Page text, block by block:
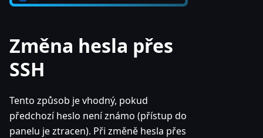
Změna hesla přes
SSH
Tento způsob je vhodný, pokud
předchozí heslo není známo (přístup do
panelu je ztracen). Při změně hesla přes